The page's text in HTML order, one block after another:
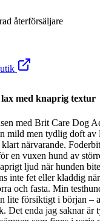
återförsäljare
med knaprig textur
med Brit Care Dog
mild men tydlig doft av
närvarande.
en vuxen hund av
ljud när hunden
inte fet eller kladdig
och fasta. Min
lite försiktigt i början –
Det enda jag saknar är